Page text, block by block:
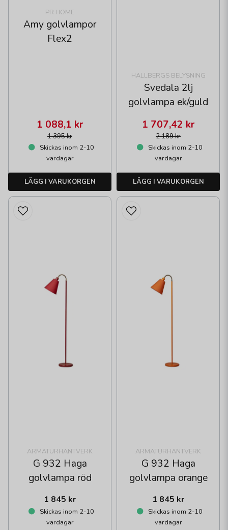
PR HOME
Amy golvlampor
Flex2
1 395 kr
1 088,1 kr
Skickas inom 2-10
vardagar
LÄGG I VARUKORGEN
HALLBERGS BELYSNING
Svedala 2lj
golvlampa ek/guld
2 189 kr
1 707,42 kr
Skickas inom 2-10
vardagar
LÄGG I VARUKORGEN
ARMATURHANTVERK
G 932 Haga
golvlampa röd
1 845 kr
Skickas inom 2-10
vardagar
ARMATURHANTVERK
G 932 Haga
golvlampa orange
1 845 kr
Skickas inom 2-10
vardagar